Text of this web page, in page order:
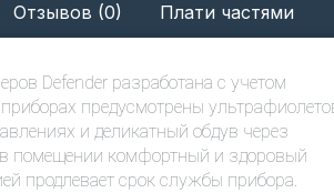
Отзывов (0) Плати частями
Defender разработана с учетом
предусмотрены
и деликатный обдув через
помещении комфортный и здоровый
продлевает срок службы прибора.